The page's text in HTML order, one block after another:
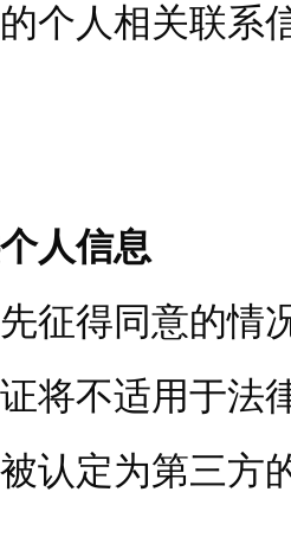
个人相关联系
人信息
征得同意的情
将不适用于法
认定为第三方